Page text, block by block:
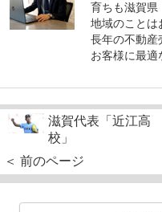
育ちも滋賀県
地域のことは
長年の不動産
お客様に最適
滋賀代表「近江高
校」
＜ 前のページ